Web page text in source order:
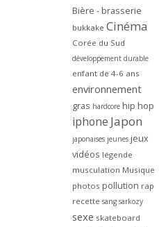
Bière - brasserie
bukkake Cinéma
Corée du Sud
développement durable
enfant de 4-6 ans
environnement
gras hardcore hip hop
iphone Japon
japonaises jeunes jeux
vidéos légende
musculation Musique
photos pollution rap
recette sang sarkozy
sexe skateboard